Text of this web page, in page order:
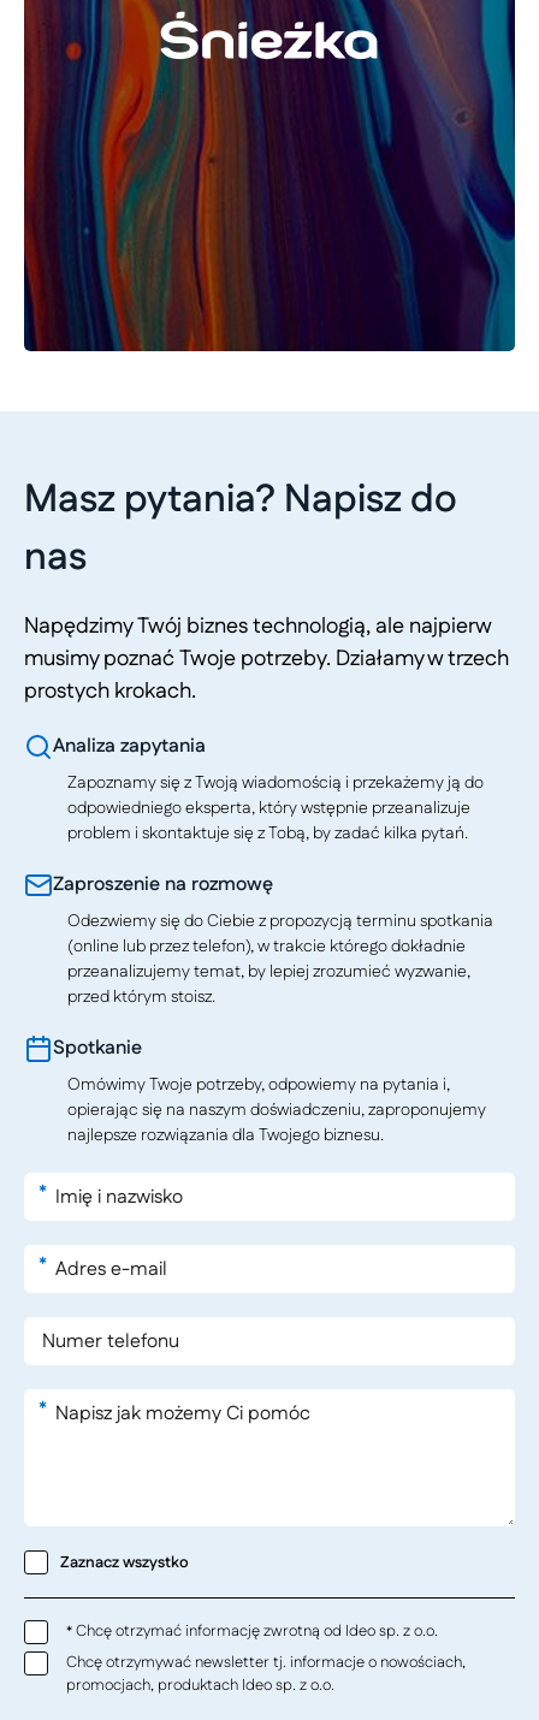
Masz pytania? Napisz do
nas
Napędzimy Twój biznes technologią, ale najpierw
musimy poznać Twoje potrzeby. Działamy w trzech
prostych krokach.
Analiza zapytania
Zapoznamy się z Twoją wiadomością i przekażemy ją do
odpowiedniego eksperta, który wstępnie przeanalizuje
problem i skontaktuje się z Tobą, by zadać kilka pytań.
Zaproszenie na rozmowę
Odezwiemy się do Ciebie z propozycją terminu spotkania
(online lub przez telefon), w trakcie którego dokładnie
przeanalizujemy temat, by lepiej zrozumieć wyzwanie,
przed którym stoisz.
Spotkanie
Omówimy Twoje potrzeby, odpowiemy na pytania i,
opierając się na naszym doświadczeniu, zaproponujemy
najlepsze rozwiązania dla Twojego biznesu.
*
*
*
Zaznacz wszystko
*Chcę otrzymać informację zwrotną od Ideo sp. z o.o.
Chcę otrzymywać newsletter tj. informacje o nowościach,
promocjach, produktach Ideo sp. z o.o.